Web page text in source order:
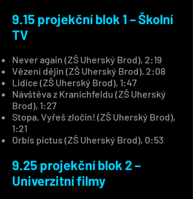
9.15 projekční blok 1 – Školní
TV
Never again (ZŠ Uherský Brod), 2:19
Vězení dějin (ZŠ Uherský Brod), 2:08
Lidice (ZŠ Uherský Brod), 1:47
Návštěva z Kranichfeldu (ZŠ Uherský
Brod), 1:27
Stopa. Vyřeš zločin! (ZŠ Uherský Brod),
1:21
Orbis pictus (ZŠ Uherský Brod), 0:53
9.25 projekční blok 2 –
Univerzitní filmy